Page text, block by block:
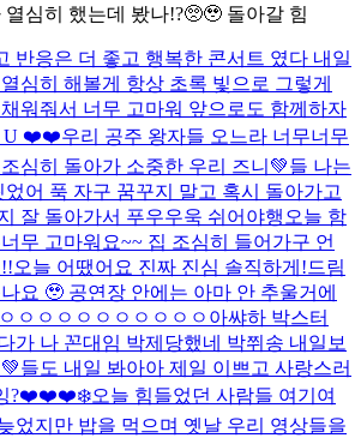
심히 했는데 봤나!?🥺🥹 돌아갈 힘
반응은 더 좋고 행복한 콘서트 였다 내일
심히 해볼게 항상 초록 빛으로 그렇게
워줘서 너무 고마워 앞으로도 함께하자
U ❤️❤️우리 공주 왕자들 오느라 너무너무
심히 돌아가 소중한 우리 즈니💚들 나는
어 푹 자구 꿈꾸지 말고 혹시 돌아가고
잘 돌아가서 푸우우욱 쉬어야행 오늘 함
무 고마워요~~ 집 조심히 들어가구 언
오늘 어땠어요 진짜 진심 솔직하게!드림
요 🥹 공연장 안에는 아마 안 추울거에
ㅇㅇㅇㅇㅇㅇㅇㅇㅇㅇ아쌰하 박스터
가 나 꼰대임 박제당했네 박쮜송 내일보
들도 내일 봐아아 제일 이쁘고 사랑스러
잉?❤️❤️❤️❄️오늘 힘들었던 사람들 여기여
었지만 밥을 먹으며 옛날 우리 영상들을